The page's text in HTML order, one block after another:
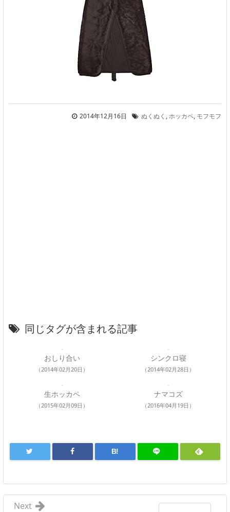
2014年12月16日 ぬくぬく ,ホッカペ, モフモフ
同じタグが含まれる記事
おしり合い
（2014年02月20日）
シンクロ寝
（2014年02月28日）
生ホッカペ
（2015年02月09日）
ナマコズ
（2016年04月19日）
B!
Next